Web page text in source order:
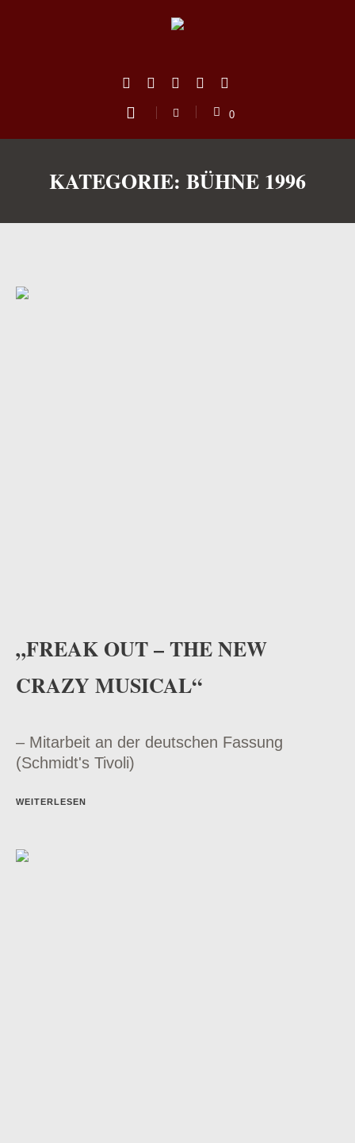
0
KATEGORIE: BÜHNE 1996
„FREAK OUT – THE NEW
CRAZY MUSICAL“
– Mitarbeit an der deutschen Fassung
(Schmidt's Tivoli)
WEITERLESEN